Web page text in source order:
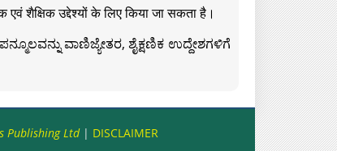
शैक्षिक उद्देश्यों के लिए किया जा सकता है।
ವಾಣಿಜ್ಯೇತರ, ಶೈಕ್ಷಣಿಕ ಉದ್ದೇಶಗಳಿಗೆ
Publishing Ltd| DISCLAIMER